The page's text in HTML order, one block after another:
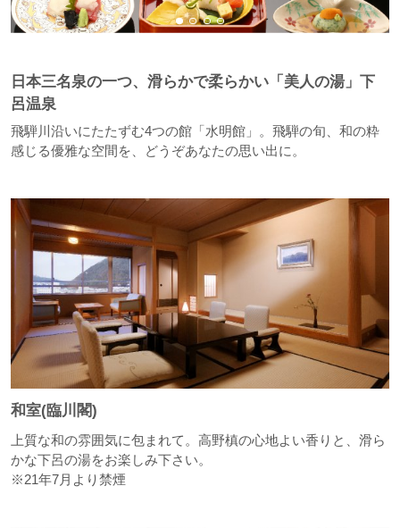
日本三名泉の一つ、滑らかで柔らかい「美人の湯」下
呂温泉
飛騨川沿いにたたずむ4つの館「水明館」。飛騨の旬、和の粋
感じる優雅な空間を、どうぞあなたの思い出に。
和室(臨川閣)
上質な和の雰囲気に包まれて。高野槙の心地よい香りと、滑ら
かな下呂の湯をお楽しみ下さい。
※21年7月より禁煙